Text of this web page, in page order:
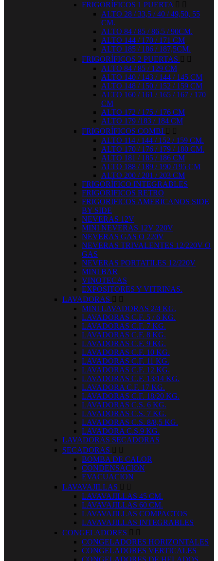
FRIGORÍFICOS 1 PUERTA  
ALTO 28 / 33,5 / 40 / 49,50, 55
CM.
ALTO 84 / 85 / 86,5 / 90CM.
ALTO 144 / 170 / 171 CM
ALTO 185 / 186 / 187,5CM.
FRIGORÍFICOS 2 PUERTAS  
ALTO 84 / 85 / 129 CM
ALTO 140 / 143 / 144 / 145 CM
ALTO 148 / 150 / 152 / 159 CM
ALTO 160 / 161 / 165 / 167 / 170
CM
ALTO 172 / 175 / 176 CM
ALTO 179 /183 / 184 CM
FRIGORÍFICOS COMBI  
ALTO 114 / 144 / 152 / 159 CM.
ALTO 170 / 176 / 179 / 180 CM.
ALTO 181 / 185 / 186 CM
ALTO 188 / 189 / 190 /195 CM
ALTO 200 / 201 / 203 CM
FRIGORÍFICO INTEGRABLES
FRIGORIFICOS RETRO
FRIGORIFICOS AMERICANOS SIDE
BY SIDE
NEVERAS 12V
MINI NEVERAS 12V 220V
NEVERAS GAS O 220V
NEVERAS TRIVALENTES 12/220V O
GAS
NEVERAS PORTATILES 12/220V
MINI BAR
VINOTECAS
EXPOSITORES Y VITRINAS.
LAVADORAS  
MINI LAVADORAS 2/4 KG.
LAVADORAS C.F. 5 / 6 KG.
LAVADORAS C.F. 7 KG.
LAVADORAS C.F. 8 KG.
LAVADORAS C.F. 9 KG.
LAVADORAS C.F. 10 KG.
LAVADORAS C.F. 11 KG.
LAVADORAS C.F. 12 KG.
LAVADORAS C.F. 13/14 KG.
LAVADORA C.F. 17 KG.
LAVADORAS C.F. 18/20 KG.
LAVADORAS C.S. 6 KG.
LAVADORAS C.S. 7 KG.
LAVADORAS C.S. 8/8,5 KG.
LAVADORA C.S.9 KG.
LAVADORAS SECADORAS
SECADORAS  
BOMBA DE CALOR
CONDENSACION
EVACUACION
LAVAVAJILLAS  
LAVAVAJILLAS 45 CM.
LAVAVAJILLAS 60 CM.
LAVAVAJILLAS COMPACTOS
LAVAVAJILLAS INTEGRABLES
CONGELADORES  
CONGELADORES HORIZONTALES
CONGELADORES VERTICALES
CONGELADORES DE HELADOS